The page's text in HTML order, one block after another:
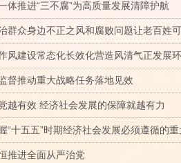
体推进“三不腐”为高质量发展清障护航
群众身边不正之风和腐败问题让老百姓
风建设常态化长效化营造风清气正发展
督推动重大战略任务落地见效
越有效 经济社会发展的保障就越有力
“十五五”时期经济社会发展必须遵循的
推进全面从严治党